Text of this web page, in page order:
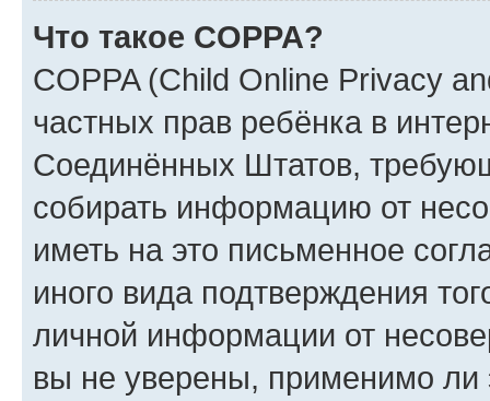
Что такое COPPA?
COPPA (Child Online Privacy
частных прав ребёнка в
Соединённых Штатов,
собирать информацию от
иметь на это письменное
иного вида подтверждения
личной информации от
вы не уверены, применимо ли